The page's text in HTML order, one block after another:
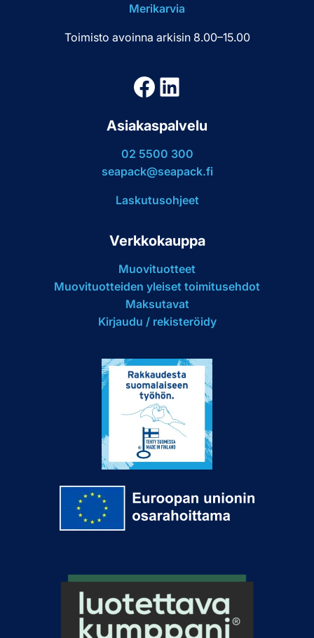
Merikarvia
Toimisto avoinna arkisin 8.00–15.00
Facebook
LinkedIn
Asiakaspalvelu
02 5500 300
seapack@seapack.fi
Laskutusohjeet
Verkkokauppa
Muovituotteet
Muovituotteiden yleiset toimitusehdot
Maksutavat
Kirjaudu / rekisteröidy